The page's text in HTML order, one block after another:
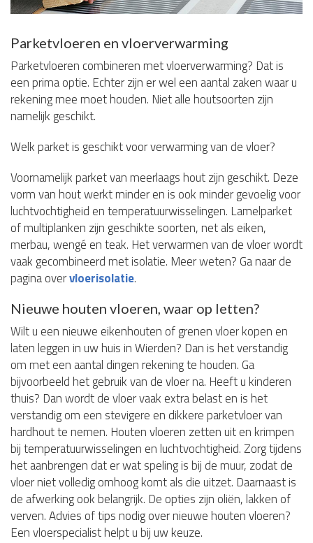
Parketvloeren en vloerverwarming
Parketvloeren combineren met vloerverwarming? Dat is
een prima optie. Echter zijn er wel een aantal zaken waar u
rekening mee moet houden. Niet alle houtsoorten zijn
namelijk geschikt.
Welk parket is geschikt voor verwarming van de vloer?
Voornamelijk parket van meerlaags hout zijn geschikt. Deze
vorm van hout werkt minder en is ook minder gevoelig voor
luchtvochtigheid en temperatuurwisselingen. Lamelparket
of multiplanken zijn geschikte soorten, net als eiken,
merbau, wengé en teak. Het verwarmen van de vloer wordt
vaak gecombineerd met isolatie. Meer weten? Ga naar de
pagina overvloerisolatie.
Nieuwe houten vloeren, waar op letten?
Wilt u een nieuwe eikenhouten of grenen vloer kopen en
laten leggen in uw huis in Wierden? Dan is het verstandig
om met een aantal dingen rekening te houden. Ga
bijvoorbeeld het gebruik van de vloer na. Heeft u kinderen
thuis? Dan wordt de vloer vaak extra belast en is het
verstandig om een stevigere en dikkere parketvloer van
hardhout te nemen. Houten vloeren zetten uit en krimpen
bij temperatuurwisselingen en luchtvochtigheid. Zorg tijdens
het aanbrengen dat er wat speling is bij de muur, zodat de
vloer niet volledig omhoog komt als die uitzet. Daarnaast is
de afwerking ook belangrijk. De opties zijn oliën, lakken of
verven. Advies of tips nodig over nieuwe houten vloeren?
Een vloerspecialist helpt u bij uw keuze.